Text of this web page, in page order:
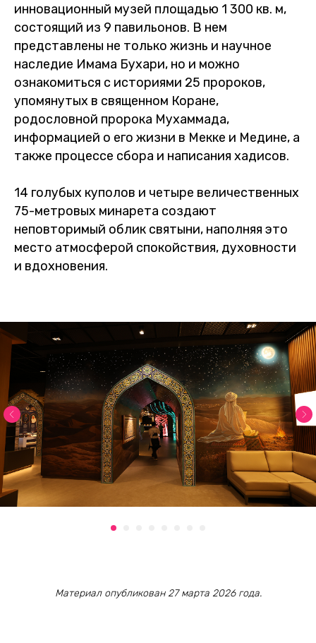
инновационный музей площадью 1 300 кв. м,
состоящий из 9 павильонов. В нем
представлены не только жизнь и научное
наследие Имама Бухари, но и можно
ознакомиться с историями 25 пророков,
упомянутых в священном Коране,
родословной пророка Мухаммада,
информацией о его жизни в Мекке и Медине, а
также процессе сбора и написания хадисов.
14 голубых куполов и четыре величественных
75-метровых минарета создают
неповторимый облик святыни, наполняя это
место атмосферой спокойствия, духовности
и вдохновения.
Материал опубликован 27 марта 2026 года.